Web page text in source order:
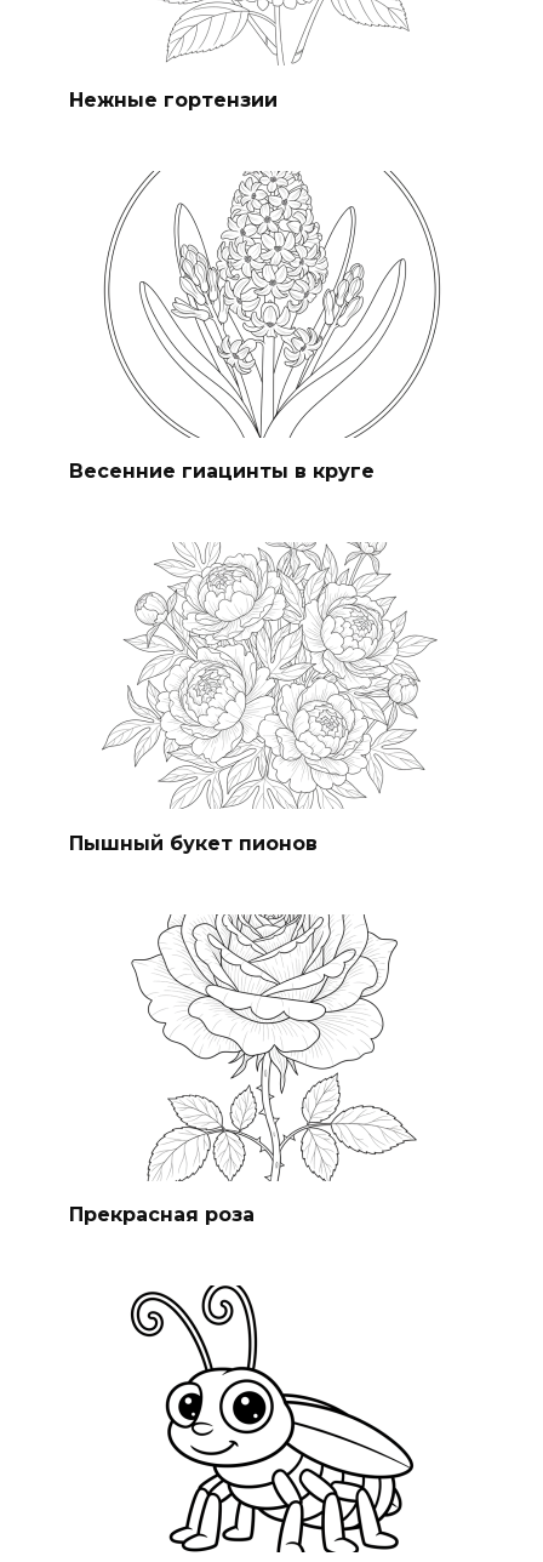
Нежные гортензии
Весенние гиацинты в круге
Пышный букет пионов
Прекрасная роза